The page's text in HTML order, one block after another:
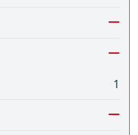
1